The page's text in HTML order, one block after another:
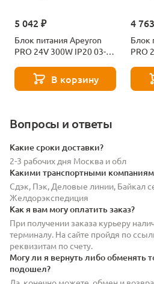
5 042 ₽
Блок питания Apeyron
PRO 24V 300W IP20 03-
В корзину
4
Блок
PRO
Вопросы и ответы
Какие сроки доставки?
2-3 рабочих дня Москва и обл
Какими транспортными
Сдэк, Пэк, Деловые линии, Байкал
Желдорэкспедиция
Как я вам могу оплатить заказ?
При получении заказа курьеру
терминалу. На сайте пройдя по
реквизитам по счету.
Могу ли я вернуть либо обменять
подошел?